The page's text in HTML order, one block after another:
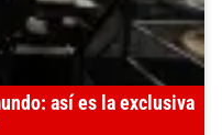
así es la exclusiva